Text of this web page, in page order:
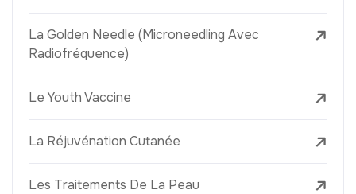
La Golden Needle (Microneedling Avec
Radiofréquence)
Le Youth Vaccine
La Réjuvénation Cutanée
Les Traitements De La Peau